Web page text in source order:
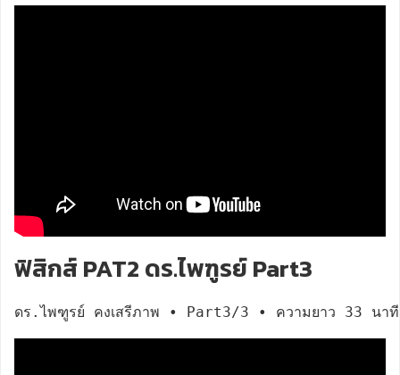
ฟิสิกส์ PAT2 ดร.ไพฑูรย์ Part3
ดร.ไพฑูรย์ คงเสรีภาพ • Part3/3 • ความยาว 33 นาที